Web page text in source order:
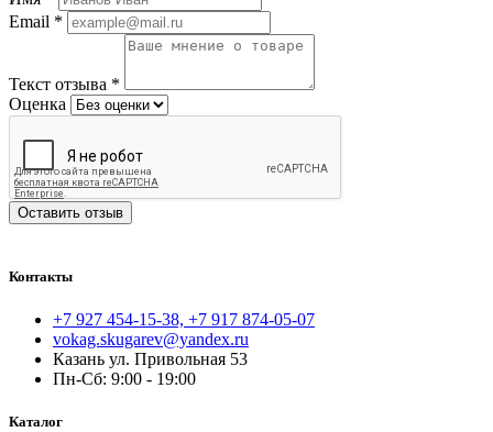
Email *
Текст отзыва *
Оценка
Оставить отзыв
Контакты
+7 927 454-15-38, +7 917 874-05-07
vokag.skugarev@yandex.ru
Казань ул. Привольная 53
Пн-Сб: 9:00 - 19:00
Каталог